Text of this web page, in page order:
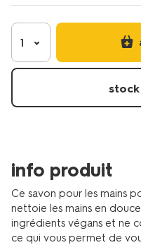
du-
corps/savon/savon-
pour-
mains-
11730006.html
1
stock
info produit
Ce savon pour les mains
nettoie les mains en
ingrédients végans et ne
ce qui vous permet de